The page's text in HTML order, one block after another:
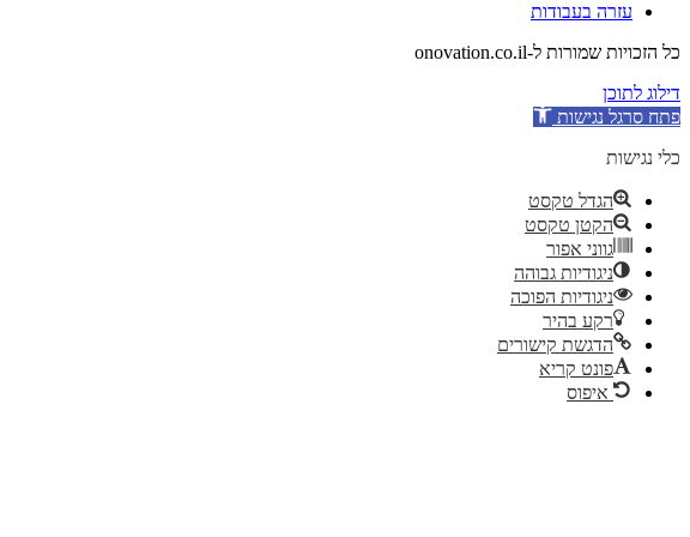
עזרה בעבודות
כל הזכויות שמורות ל-onovation.co.il
דילוג לתוכן
פתח סרגל נגישות
כלי נגישות
הגדל טקסט
הקטן טקסט
גווני אפור
ניגודיות גבוהה
ניגודיות הפוכה
רקע בהיר
הדגשת קישורים
פונט קריא
איפוס